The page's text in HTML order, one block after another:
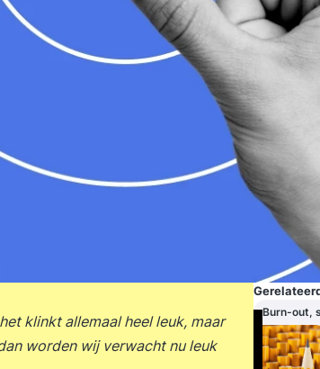
klinkt allemaal heel leuk, maar
worden wij verwacht nu leuk
Burn-out,